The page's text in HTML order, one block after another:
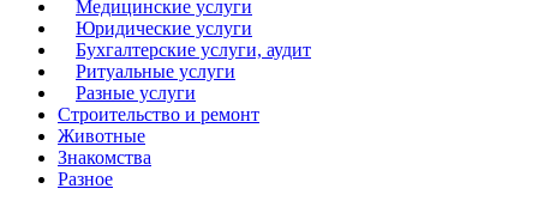
Медицинские услуги
Юридические услуги
Бухгалтерские услуги, аудит
Ритуальные услуги
Разные услуги
Строительство и ремонт
Животные
Знакомства
Разное